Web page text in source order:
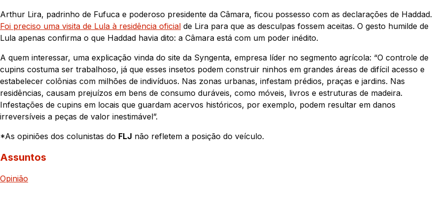
Arthur Lira, padrinho de Fufuca e poderoso presidente da Câmara, ficou possesso com as declarações de Haddad.
Foi preciso uma visita de Lula à residência oficial de Lira para que as desculpas fossem aceitas. O gesto humilde de
Lula apenas confirma o que Haddad havia dito: a Câmara está com um poder inédito.
A quem interessar, uma explicação vinda do site da Syngenta, empresa líder no segmento agrícola: “O controle de
cupins costuma ser trabalhoso, já que esses insetos podem construir ninhos em grandes áreas de difícil acesso e
estabelecer colônias com milhões de indivíduos. Nas zonas urbanas, infestam prédios, praças e jardins. Nas
residências, causam prejuízos em bens de consumo duráveis, como móveis, livros e estruturas de madeira.
Infestações de cupins em locais que guardam acervos históricos, por exemplo, podem resultar em danos
irreversíveis a peças de valor inestimável”.
*As opiniões dos colunistas do FLJ não refletem a posição do veículo.
Assuntos
Opinião